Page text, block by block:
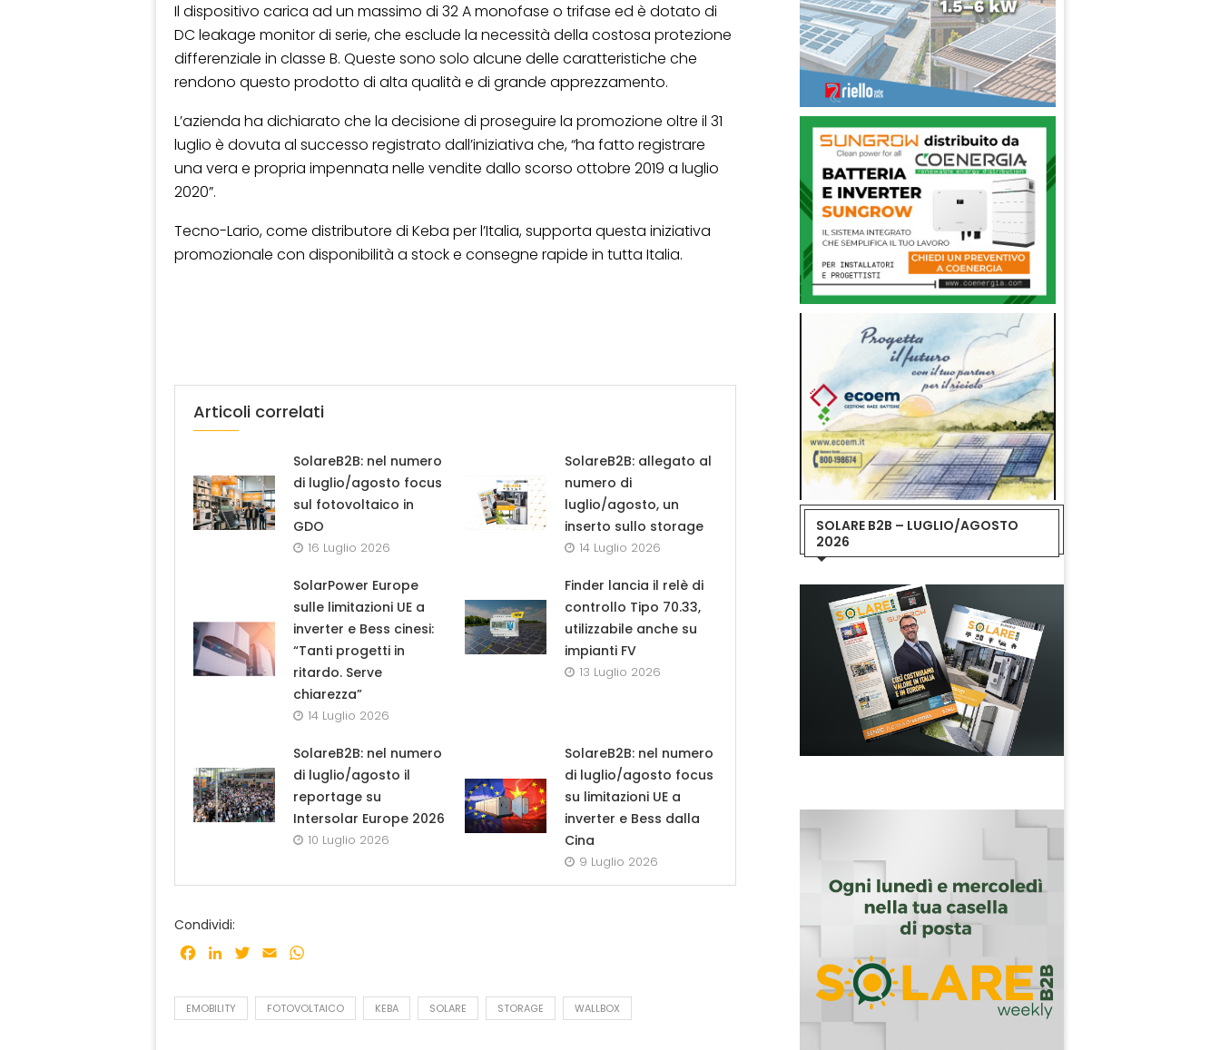
Il dispositivo carica ad un massimo di 32 A monofase o trifase ed è dotato di
DC leakage monitor di serie, che esclude la necessità della costosa protezione
differenziale in classe B. Queste sono solo alcune delle caratteristiche che
rendono questo prodotto di alta qualità e di grande apprezzamento.
L’azienda ha dichiarato che la decisione di proseguire la promozione oltre il 31
luglio è dovuta al successo registrato dall’iniziativa che, “ha fatto registrare
una vera e propria impennata nelle vendite dallo scorso ottobre 2019 a luglio
2020”.
Tecno-Lario, come distributore di Keba per l’Italia, supporta questa iniziativa
promozionale con disponibilità a stock e consegne rapide in tutta Italia.
Articoli correlati
SolareB2B: nel numero
di luglio/agosto focus
sul fotovoltaico in
GDO
16 Luglio 2026
SolareB2B: allegato al
numero di
luglio/agosto, un
inserto sullo storage
14 Luglio 2026
SolarPower Europe
sulle limitazioni UE a
inverter e Bess cinesi:
“Tanti progetti in
ritardo. Serve
chiarezza”
14 Luglio 2026
Finder lancia il relè di
controllo Tipo 70.33,
utilizzabile anche su
impianti FV
13 Luglio 2026
SolareB2B: nel numero
di luglio/agosto il
reportage su
Intersolar Europe 2026
10 Luglio 2026
SolareB2B: nel numero
di luglio/agosto focus
su limitazioni UE a
inverter e Bess dalla
Cina
9 Luglio 2026
Condividi:
Facebook
LinkedInTwitter
Email
EMOBILITY FOTOVOLTAICO KEBA SOLARE STORAGE WALLBOX
SOLARE B2B – LUGLIO/AGOSTO
2026